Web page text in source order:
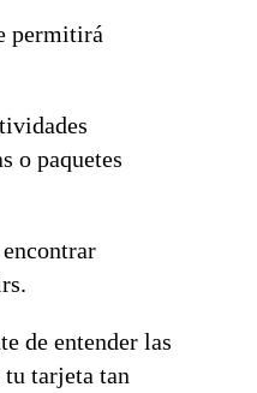
permitirá
o paquetes
de entender las
tu tarjeta tan